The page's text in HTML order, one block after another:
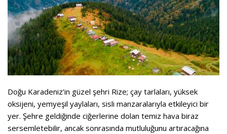
Doğu Karadeniz’in güzel şehri Rize; çay tarlaları, yüksek
oksijeni, yemyeşil yaylaları, sisli manzaralarıyla etkileyici bir
yer. Şehre geldiğinde ciğerlerine dolan temiz hava biraz
sersemletebilir, ancak sonrasında mutluluğunu artıracağına